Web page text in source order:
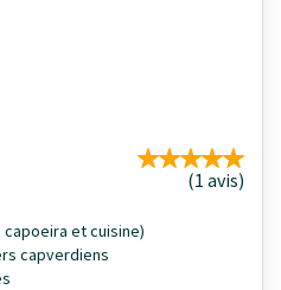
(1 avis)
et cuisine)
capverdiens